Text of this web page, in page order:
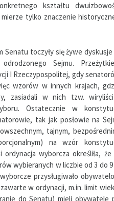
kształtu
tylko znaczenie
Senatu toczyły się żywe
Sejmu.
I Rzeczypospolitej, gdy
wzorów w innych krajach,
zasiadali w nich tzw.
Ostatecznie w
tak jak posłowie na
tajnym,
na wzór
ordynacja wyborcza określiła,
wybieranych w liczbie od 3 do
przysługiwało
w ordynacji, m.in. limit
do Senatu) mieli obywatele